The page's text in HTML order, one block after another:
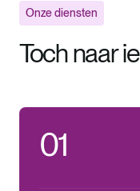
Onze diensten
Toch naar
01